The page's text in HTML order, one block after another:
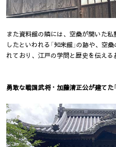
また資料館の隣には、空桑が開いた
したといわれる「知来館」の跡や、空
れており、江戸の学問と歴史を伝える
勇敢な戦国武将・加藤清正公が建てた